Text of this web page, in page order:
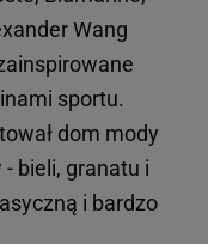
Wang
sportu.
dom mody
bieli, granatu i
i bardzo